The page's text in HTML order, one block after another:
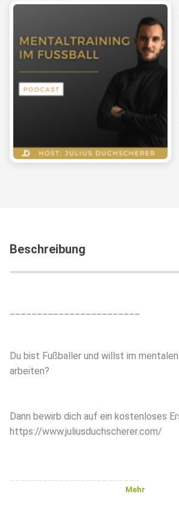
Beschreibung
Du bist Fußballer und willst im
arbeiten?
Dann bewirb dich auf ein kostenloses
⁠⁠⁠⁠⁠https://www.juliusduchscherer.com/⁠⁠⁠⁠⁠
Mehr